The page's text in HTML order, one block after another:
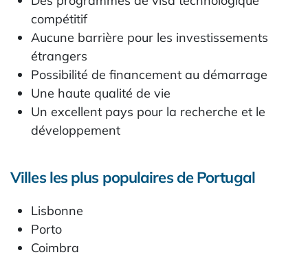
compétitif
Aucune barrière pour les investissements
étrangers
Possibilité de financement au démarrage
Une haute qualité de vie
Un excellent pays pour la recherche et le
développement
Villes les plus populaires de Portugal
Lisbonne
Porto
Coimbra